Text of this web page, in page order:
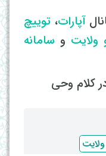
آپارات، توییچ
ولایت و سامانه
کلام وحی